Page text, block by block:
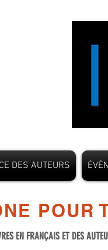
DES AUTEURS
POUR
EN FRANÇAIS ET DES